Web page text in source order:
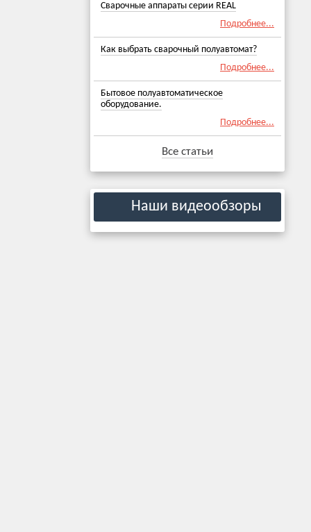
Сварочные аппараты серии REAL
Подробнее...
Как выбрать сварочный полуавтомат?
Подробнее...
Бытовое полуавтоматическое
оборудование.
Подробнее...
Все статьи
Наши видеообзоры